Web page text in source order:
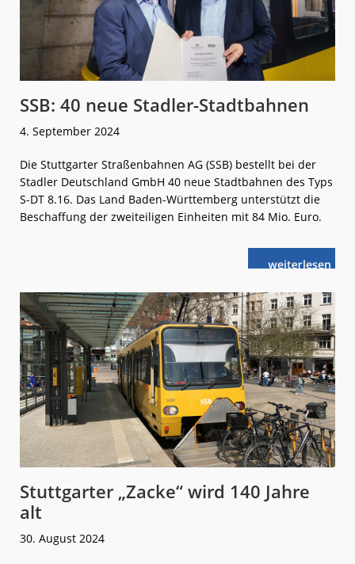
SSB: 40 neue Stadler-Stadtbahnen
4. September 2024
Die Stuttgarter Straßenbahnen AG (SSB) bestellt bei der
Stadler Deutschland GmbH 40 neue Stadtbahnen des Typs
S-DT 8.16. Das Land Baden-Württemberg unterstützt die
Beschaffung der zweiteiligen Einheiten mit 84 Mio. Euro.
weiterlese
nSSB:
Stadtbahnen
Stuttgarter „Zacke“ wird 140 Jahre
alt
30. August 2024